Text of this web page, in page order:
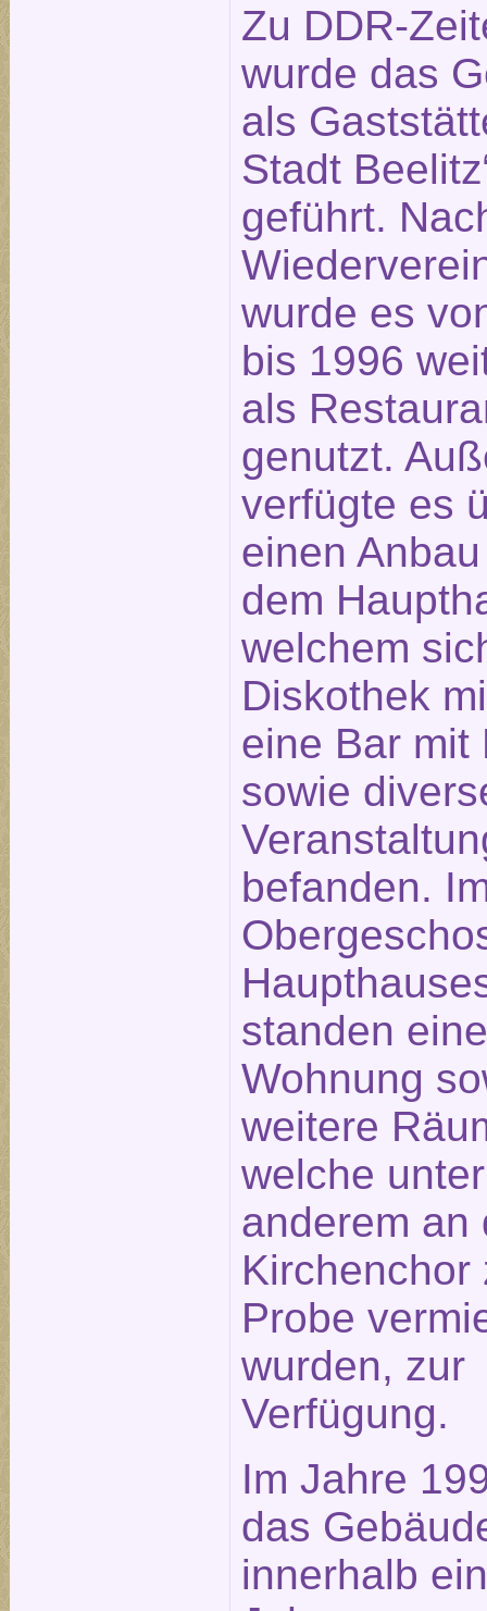
Zu DDR-
wurde das
als
Stadt
geführt.
wurde es
bis 1996
als
genutzt.
verfügte es
einen
dem
welchem
Diskothek
eine Bar mit
sowie
befanden.
standen eine
Wohnung
weitere
welche unter
anderem an
Kirchenchor
Probe
wurden, zur
Verfügung.
Im Jahre
das
innerhalb